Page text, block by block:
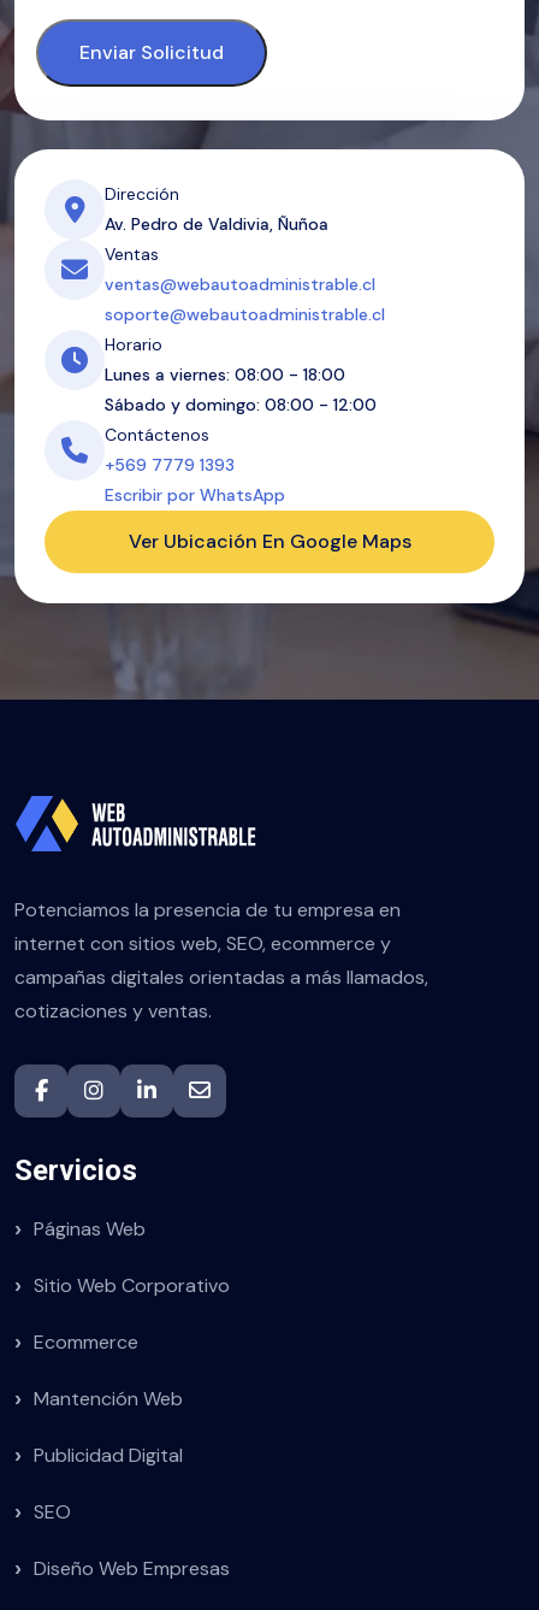
Enviar Solicitud
Dirección
Av. Pedro de Valdivia, Ñuñoa
Ventas
ventas@webautoadministrable.cl
soporte@webautoadministrable.cl
Horario
Lunes a viernes: 08:00 - 18:00
Sábado y domingo: 08:00 - 12:00
Contáctenos
+569 7779 1393
Escribir por WhatsApp
Ver Ubicación En Google Maps
Potenciamos la presencia de tu empresa en
internet con sitios web, SEO, ecommerce y
campañas digitales orientadas a más llamados,
cotizaciones y ventas.
Servicios
Páginas Web
Sitio Web Corporativo
Ecommerce
Mantención Web
Publicidad Digital
SEO
Diseño Web Empresas